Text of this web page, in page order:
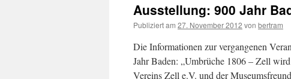
Ausstellung: 900 Jahr
Publiziert am 27. November 2012 von bertram
Die Informationen zur vergangenen
Jahr Baden: „Umbrüche 1806 – Zell
Vereins Zell e.V. und der